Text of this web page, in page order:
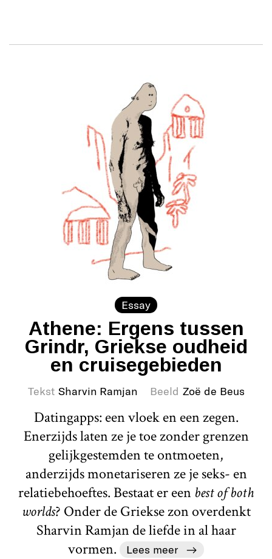
Essay
Athene: Ergens tussen
Grindr, Griekse oudheid
en cruisegebieden
Tekst Sharvin Ramjan Beeld Zoë de Beus
Datingapps: een vloek en een zegen.
Enerzijds laten ze je toe zonder grenzen
gelijkgestemden te ontmoeten,
anderzijds monetariseren ze je seks- en
relatiebehoeftes. Bestaat er een best of both
worlds? Onder de Griekse zon overdenkt
Sharvin Ramjan de liefde in al haar
vormen.
Lees meer